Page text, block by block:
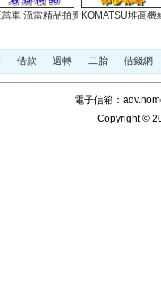
車...
車 流當精品拍賣網站...KOMATSU堆高機
借款 週轉 二胎 借錢網
電子信箱：
Copyright ©